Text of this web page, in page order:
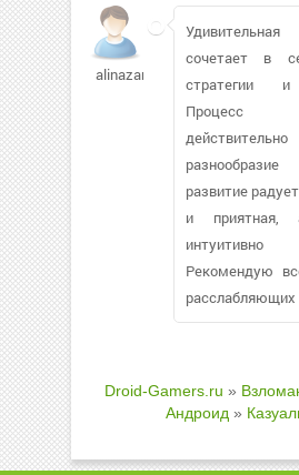
alinazar418
Удивительная
сочетает в
стратегии и
Процесс
развитие
и приятная,
Рекомендую
расслабляющих
Droid-Gamers.ru »
Андроид »